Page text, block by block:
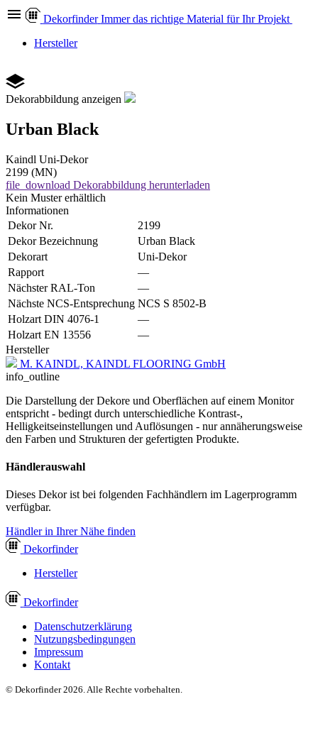
Dekorfinder Immer das richtige Material für Ihr Projekt
Hersteller
Dekorabbildung anzeigen
Urban Black
Kaindl Uni-Dekor
2199 (MN)
file_download Dekorabbildung herunterladen
Kein Muster erhältlich
Informationen
Dekor Nr.
2199
Dekor Bezeichnung
Urban Black
Dekorart
Uni-Dekor
Rapport
—
Nächster RAL-Ton
—
Nächste NCS-Entsprechung NCS S 8502-B
Holzart DIN 4076-1
—
Holzart EN 13556
—
Hersteller
M. KAINDL, KAINDL FLOORING GmbH
info_outline
Die Darstellung der Dekore und Oberflächen auf einem Monitor
entspricht - bedingt durch unterschiedliche Kontrast-,
Helligkeitseinstellungen und Auflösungen - nur annäherungsweise
den Farben und Strukturen der gefertigten Produkte.
Händlerauswahl
Dieses Dekor ist bei folgenden Fachhändlern im Lagerprogramm
verfügbar.
Händler in Ihrer Nähe finden
Dekorfinder
Hersteller
Dekorfinder
Datenschutzerklärung
Nutzungsbedingungen
Impressum
Kontakt
© Dekorfinder 2026. Alle Rechte vorbehalten.